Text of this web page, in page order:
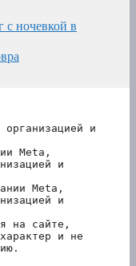
с ночевкой в
и
Meta,
и
Meta,
и
на сайте,
и не